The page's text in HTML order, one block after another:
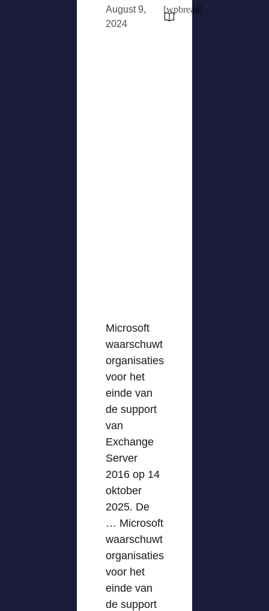
August 9,
2024
[wpbread]
Microsoft
waarschuwt
organisaties
voor het
einde van
de support
van
Exchange
Server
2016 op 14
oktober
2025. De
… Microsoft
waarschuwt
organisaties
voor het
einde van
de support